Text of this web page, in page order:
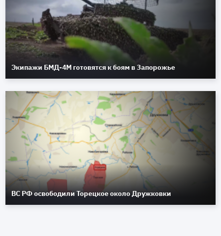
Экипажи БМД-4М готовятся к боям в Запорожье
ВС РФ освободили Торецкое около Дружковки